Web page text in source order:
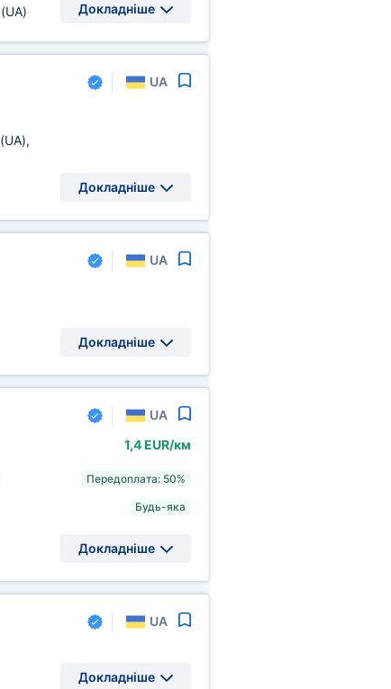
(UA) Докладніше
UA
(UA),
Докладніше
UA
Докладніше
UA
1,4 EUR/км
Передоплата: 50%
Будь-яка
Докладніше
UA
Докладніше